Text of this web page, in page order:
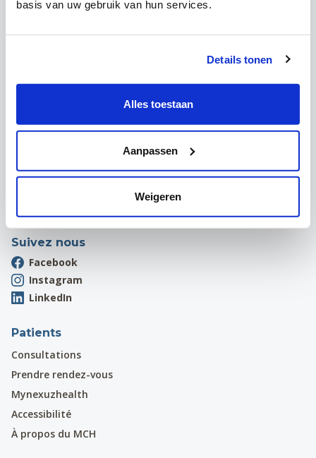
basis van uw gebruik van hun services.
Details tonen
Alles toestaan
Aanpassen
Weigeren
Campus Wezembeek-Oppem
1970 Wezembeek-Oppem
Onthaal:016 31 01 00
Suivez nous
Facebook
Instagram
LinkedIn
Patients
Consultations
Prendre rendez-vous
Mynexuzhealth
Accessibilité
À propos du MCH